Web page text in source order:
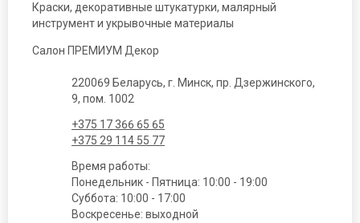
Краски, декоративные штукатурки, малярный
инструмент и укрывочные материалы
Салон ПРЕМИУМ Декор
220069 Беларусь, г. Минск, пр. Дзержинского,
9, пом. 1002
+375 17 366 65 65
+375 29 114 55 77
Время работы:
Понедельник - Пятница: 10:00 - 19:00
Суббота: 10:00 - 17:00
Воскресенье: выходной